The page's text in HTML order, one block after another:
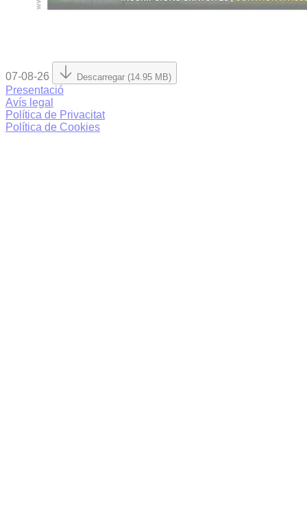
07-08-26 Descarregar (14.95 MB)
Presentació
Avís legal
Política de Privacitat
Política de Cookies